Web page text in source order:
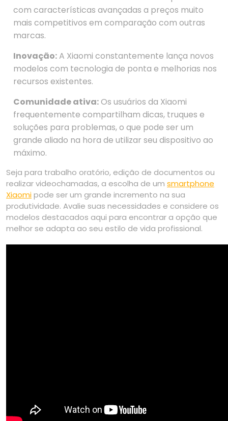
com características avançadas a preços muito
mais competitivos em comparação com outras
marcas.
Inovação:A Xiaomi constantemente lança novos
modelos com tecnologia de ponta e melhorias nos
recursos existentes.
Comunidade ativa:Os usuários da Xiaomi
frequentemente compartilham dicas, truques e
soluções para problemas, o que pode ser um
grande aliado na hora de utilizar seu dispositivo ao
máximo.
Seja para trabalho oratório, edição de documentos ou
realizar videochamadas, a escolha de um smartphone
Xiaomipode ser um grande incremento na sua
produtividade. Avalie suas necessidades e considere os
modelos destacados aqui para encontrar a opção que
melhor se adapta ao seu estilo de vida profissional.